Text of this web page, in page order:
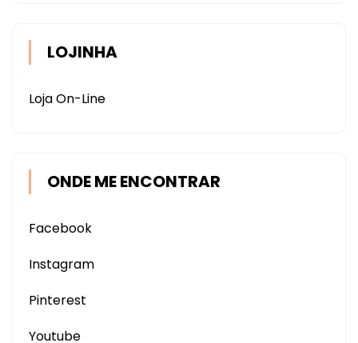
LOJINHA
Loja On-Line
ONDE ME ENCONTRAR
Facebook
Instagram
Pinterest
Youtube